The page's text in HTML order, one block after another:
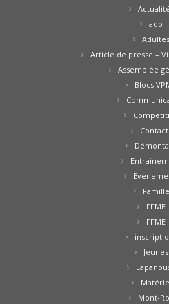
ado
Adultes
Article de presse –
Assemblée
Blocs
Famille
FFME
FFME
Jeunes
Mont-